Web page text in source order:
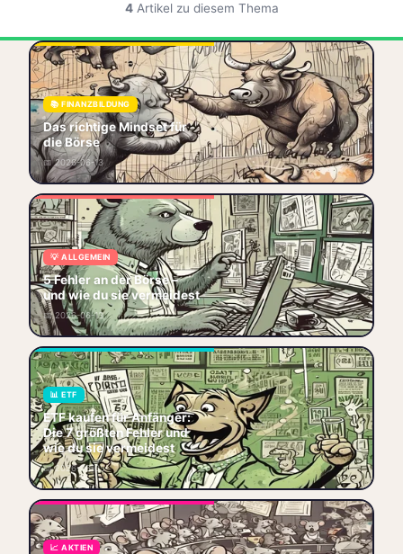
4Artikel zu diesem Thema
📚 FINANZBILDUNG
Das richtige Mindset für
die Börse
📅 2026-06-13
Börsenpsychologie 2026: KI-
Hype-FOMO, Zinsängste und
Rebalancing – warum der
Kopf dein wichtigstes Kapital
ist.
🧠 Psychologie
📉 Börse
🌱 Anfänger
📚 Finanzbildung
💡 ALLGEMEIN
5 Fehler an der Börse –
und wie du sie vermeidest
📅 2026-06-13
5 Börsenfehler 2026: KI-
Hype-Falle, Zinswende-Panik,
Recency Bias, Neo-Broker-
Kosten – und wie Du sie
vermeidest.
🌱 Anfänger
🧠 Psychologie
📉 Börse
⚠️ Fehler
📊 ETF
ETF kaufen für Anfänger:
Die 7 größten Fehler und
wie du sie vermeidest
📅 2026-06-05
ETF kaufen für Anfänger:
Vermeide die 7 häufigsten
Fehler, finde den besten ETF
& spare Kosten – setz jetzt
die Tipp
📊 ETF
🚀 Einsteiger
⚠️ Fehler
🌱 Anfänger
📈 AKTIEN
Aktien für Anfänger 2026:
Entdecke 5 solide Werte mit